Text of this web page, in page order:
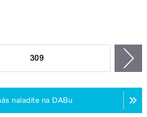
309
naladíte na DABu